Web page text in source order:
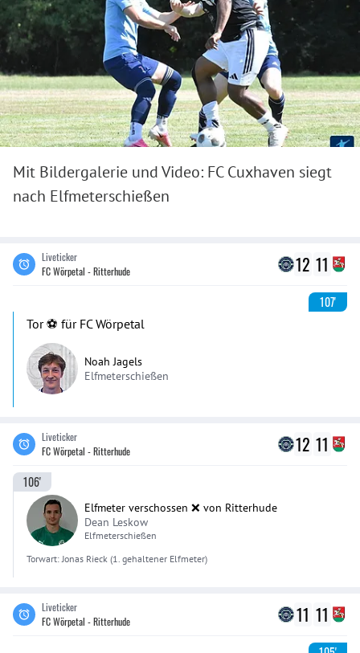
Mit Bildergalerie und Video: FC Cuxhaven siegt
nach Elfmeterschießen
Liveticker
FC Wörpetal - Ritterhude
12 11
107'
Tor ⚽️ für FC Wörpetal
Noah Jagels
Elfmeterschießen
Liveticker
FC Wörpetal - Ritterhude
12 11
106'
Elfmeter verschossen ❌ von Ritterhude
Dean Leskow
Elfmeterschießen
Torwart:Jonas Rieck (1. gehaltener Elfmeter)
Liveticker
FC Wörpetal - Ritterhude
11 11